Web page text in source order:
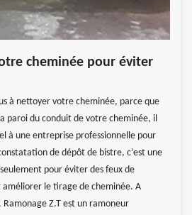
cheminée pour éviter
à nettoyer votre cheminée, parce que
paroi du conduit de votre cheminée, il
à une entreprise professionnelle pour
de dépôt de bistre, c’est une
pour éviter des feux de
améliorer le tirage de cheminée. A
Ramonage Z.T est un ramoneur